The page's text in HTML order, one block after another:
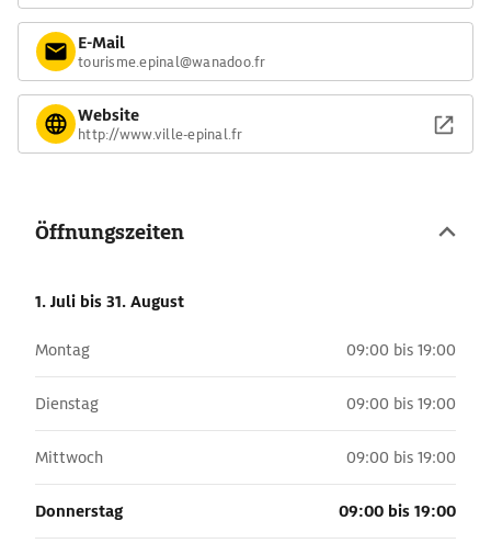
E-Mail
tourisme.epinal@wanadoo.fr
Website
http://www.ville-epinal.fr
Öffnungszeiten
1. Juli bis 31. August
Montag 09:00 bis 19:00
Dienstag 09:00 bis 19:00
Mittwoch 09:00 bis 19:00
Donnerstag 09:00 bis 19:00